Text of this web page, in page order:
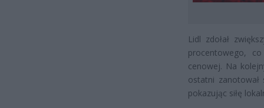
Lidl zdołał
procentowego,
cenowej. Na
ostatni
pokazując siłę